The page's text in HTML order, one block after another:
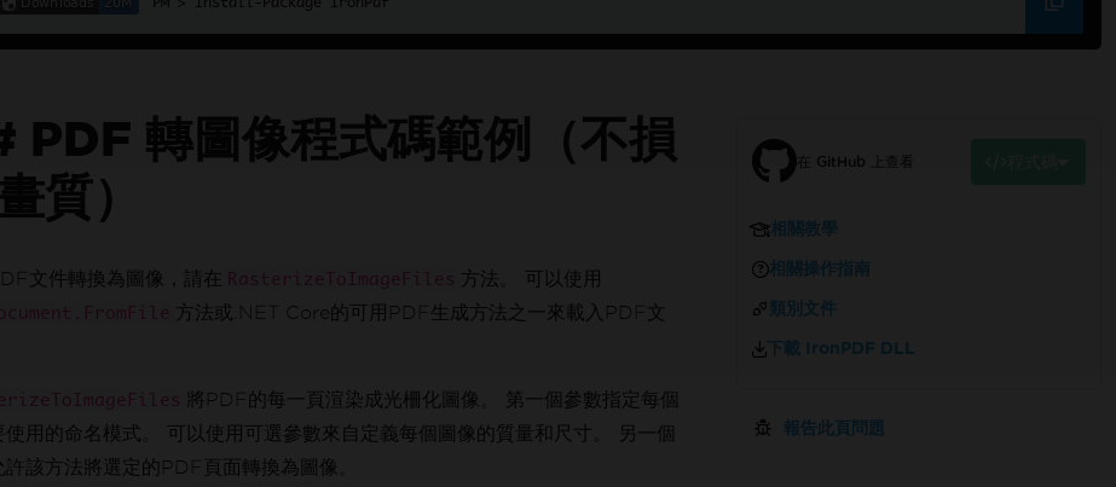
PDF 轉圖像程式碼範例（不損
質）
文件轉換為圖像，請在 RasterizeToImageFiles 方法。 可以使用
方法或.NET Core的可用PDF生成方法之一來載入PDF文
將PDF的每一頁渲染成光柵化圖像。 第一個參數指定每個
使用的命名模式。 可以使用可選參數來自定義每個圖像的質量和尺寸。 另一個
許該方法將選定的PDF頁面轉換為圖像。
在 GitHub 上查看
相關教學
相關操作指南
類別文件
下載 IronPDF DLL
報告此頁問題